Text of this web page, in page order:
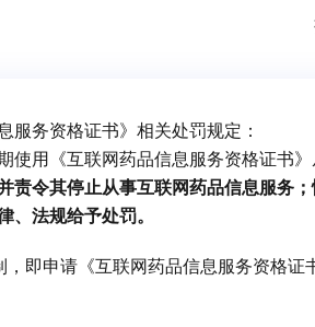
服务资格证书》相关处罚规定：
使用《互联网药品信息服务资格证书
责令其停止从事互联网药品信息服务
、法规给予处罚。
，即申请《互联网药品信息服务资格证